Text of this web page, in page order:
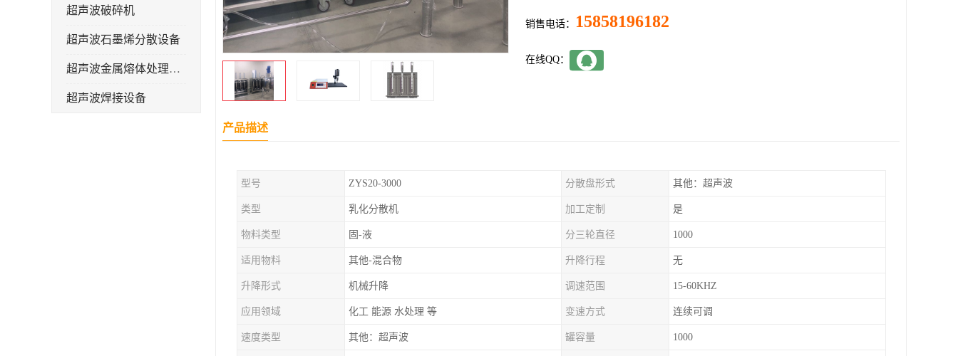
超声波破碎机
超声波石墨烯分散设备
超声波金属熔体处理设备
超声波焊接设备
销售电话： 15858196182
在线QQ：
产品描述
型号 ZYS20-3000 分散盘形式 其他：超声波
类型 乳化分散机 加工定制 是
物料类型 固-液 分三轮直径 1000
适用物料 其他-混合物 升降行程 无
升降形式 机械升降 调速范围 15-60KHZ
应用领域 化工 能源 水处理 等 变速方式 连续可调
速度类型 其他：超声波 罐容量 1000